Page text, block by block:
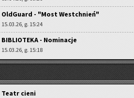
OldGuard - "Most Westchnień"
15.03.26, g. 15:24
BIBLIOTEKA - Nominacje
15.03.26, g. 15:18
Teatr cieni